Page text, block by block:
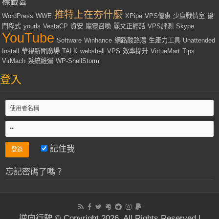
WordPress WWE 推特上在夯什麼 XPipe VPS優惠 少康戰情室 後
門程式 yourls VestaCP 資安 魔靈召喚 麗文正經話 VPS評測 Skype
YouTube Software Winhance 網路酸路湯 生產力工具 Unattended
Install
華視新聞廣場 TALK webshell VPS 效率提升 VirtueMart Tips
VirMach 系統維運 WP-ShellStorm
登入
記住我
忘記密碼了嗎？